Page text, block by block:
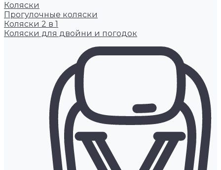
Коляски
Прогулочные коляски
Коляски 2 в 1
Коляски для двойни и погодок